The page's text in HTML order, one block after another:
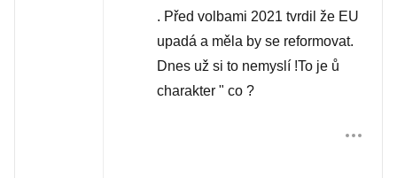
. Před volbami 2021 tvrdil že EU
upadá a měla by se reformovat.
Dnes už si to nemyslí !To je ů
charakter " co ?